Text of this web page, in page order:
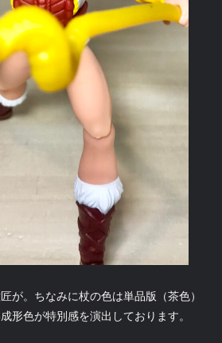
が。ちなみに杖の色は単品版（茶色）
形色が特別感を演出しております。